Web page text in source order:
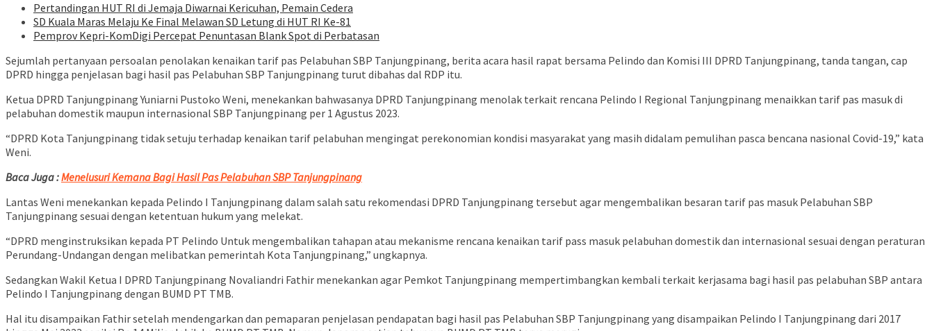
Pertandingan HUT RI di Jemaja Diwarnai Kericuhan, Pemain Cedera
SD Kuala Maras Melaju Ke Final Melawan SD Letung di HUT RI Ke-81
Pemprov Kepri-KomDigi Percepat Penuntasan Blank Spot di Perbatasan
Sejumlah pertanyaan persoalan penolakan kenaikan tarif pas Pelabuhan SBP Tanjungpinang, berita acara hasil rapat bersama Pelindo dan Komisi III DPRD Tanjungpinang, tanda tangan, cap
DPRD hingga penjelasan bagi hasil pas Pelabuhan SBP Tanjungpinang turut dibahas dal RDP itu.
Ketua DPRD Tanjungpinang Yuniarni Pustoko Weni, menekankan bahwasanya DPRD Tanjungpinang menolak terkait rencana Pelindo I Regional Tanjungpinang menaikkan tarif pas masuk di
pelabuhan domestik maupun internasional SBP Tanjungpinang per 1 Agustus 2023.
“DPRD Kota Tanjungpinang tidak setuju terhadap kenaikan tarif pelabuhan mengingat perekonomian kondisi masyarakat yang masih didalam pemulihan pasca bencana nasional Covid-19,” kata
Weni.
Baca Juga :Menelusuri Kemana Bagi Hasil Pas Pelabuhan SBP Tanjungpinang
Lantas Weni menekankan kepada Pelindo I Tanjungpinang dalam salah satu rekomendasi DPRD Tanjungpinang tersebut agar mengembalikan besaran tarif pas masuk Pelabuhan SBP
Tanjungpinang sesuai dengan ketentuan hukum yang melekat.
“DPRD menginstruksikan kepada PT Pelindo Untuk mengembalikan tahapan atau mekanisme rencana kenaikan tarif pass masuk pelabuhan domestik dan internasional sesuai dengan peraturan
Perundang-Undangan dengan melibatkan pemerintah Kota Tanjungpinang,” ungkapnya.
Sedangkan Wakil Ketua I DPRD Tanjungpinang Novaliandri Fathir menekankan agar Pemkot Tanjungpinang mempertimbangkan kembali terkait kerjasama bagi hasil pas pelabuhan SBP antara
Pelindo I Tanjungpinang dengan BUMD PT TMB.
Hal itu disampaikan Fathir setelah mendengarkan dan pemaparan penjelasan pendapatan bagi hasil pas Pelabuhan SBP Tanjungpinang yang disampaikan Pelindo I Tanjungpinang dari 2017